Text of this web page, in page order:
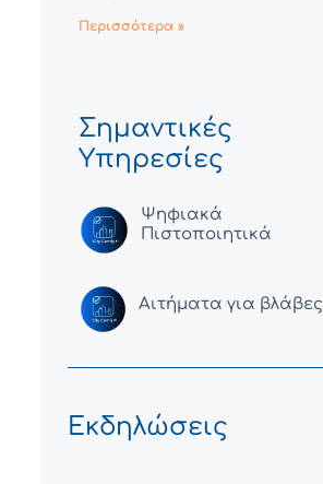
Περισσότερα »
Σημαντικές
Υπηρεσίες
Ψηφιακά
Πιστοποιητικά
Αιτήματα για βλάβες
Εκδηλώσεις